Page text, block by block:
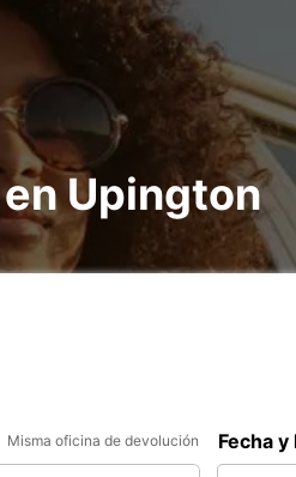
Upington
Misma oficina de devolución Fecha